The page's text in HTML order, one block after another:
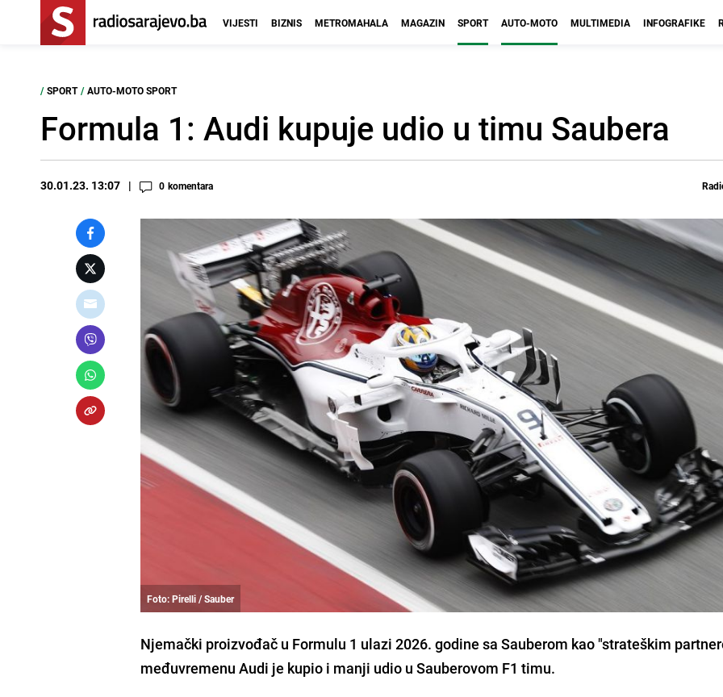
VIJESTI BIZNIS METROMAHALA MAGAZIN SPORT AUTO-MOTO MULTIMEDIA INFOGRAFIKE
/ SPORT / AUTO-MOTO SPORT
Formula 1: Audi kupuje udio u timu Saubera
30.01.23. 13:07 0 komentara
Foto: Pirelli / Sauber
Njemački proizvođač u Formulu 1 ulazi 2026. godine sa Sauberom kao "strateškim
međuvremenu Audi je kupio i manji udio u Sauberovom F1 timu.